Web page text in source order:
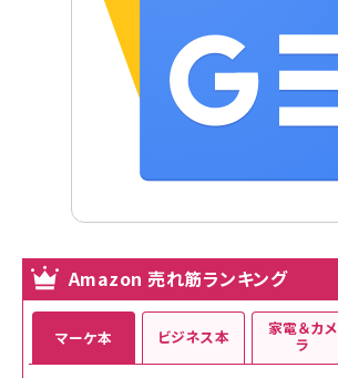
Amazon 売れ筋ランキング
マーケ本 ビジネス本 家電＆カメ
ラ